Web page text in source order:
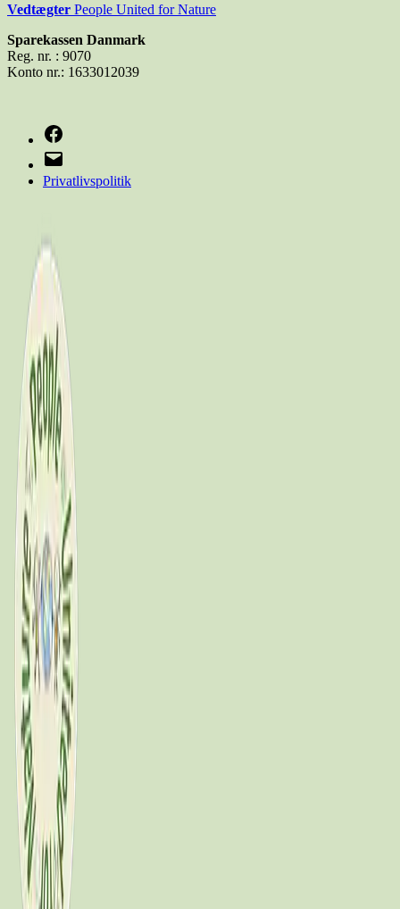
Vedtægter People United for Nature
Sparekassen Danmark
Reg. nr. : 9070
Konto nr.: 1633012039
Privatlivspolitik